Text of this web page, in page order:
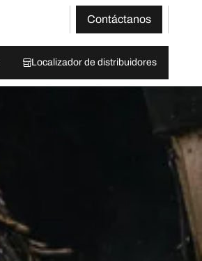
Contáctanos
Localizador de distribuidores